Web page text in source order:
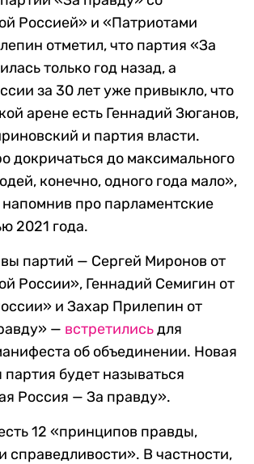
Россией» и «Патриотами
отметил, что партия «За
только год назад, а
за 30 лет уже привыкло, что
арене есть Геннадий Зюганов,
и партия власти.
докричаться до максимального
конечно, одного года мало»,
про парламентские
2021 года.
партий — Сергей Миронов от
России», Геннадий Семигин от
и Захар Прилепин от
— встретилисьдля
об объединении. Новая
партия будет называться
Россия — За правду».
12 «принципов правды,
справедливости». В частности,